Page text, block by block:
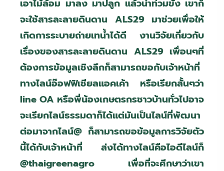
เอาไม้ล้อม มาลง มาปลูก แล้วน้ำท่วมขัง เขาก็
จะใช้สารละลายดินดาน ALS29 มาช่วยเพื่อให้
เกิดการระบายถ่ายเทน้ำได้ดี งานวิจัยเกี่ยวกับ
เรื่องของสารละลายดินดาน ALS29 เพื่อนๆที่
ต้องการข้อมูลเชิงลึกก็สามารถขอกับเจ้าหน้าที่
ทางไลน์อ๊อฟฟิเชียลแอคเค้า หรือเรียกสั้นๆว่า
line OA หรือพี่น้องเกษตรกรชาวบ้านทั่วไปอาจ
จะเรียกไลน์ธรรมดาก็ได้แต่มันเป็นไลน์ที่พัฒนา
ต่อมาจากไลน์@ ก็สามารถขอข้อมูลการวิจัยตัว
นี้ได้กับเจ้าหน้าที่ ส่งได้ทางไลน์คือไอดีไลน์ก็
@thaigreenagro เพื่อที่จะศึกษาว่าเขา